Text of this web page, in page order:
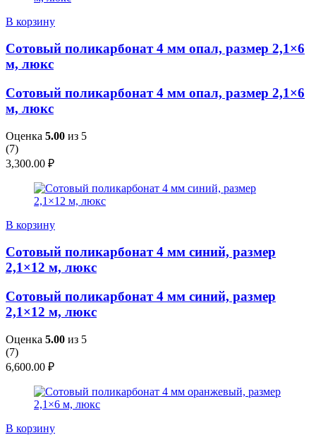
В корзину
Сотовый поликарбонат 4 мм опал, размер 2,1×6
м, люкс
Сотовый поликарбонат 4 мм опал, размер 2,1×6
м, люкс
Оценка 5.00 из 5
(7)
3,300.00 ₽
В корзину
Сотовый поликарбонат 4 мм синий, размер
2,1×12 м, люкс
Сотовый поликарбонат 4 мм синий, размер
2,1×12 м, люкс
Оценка 5.00 из 5
(7)
6,600.00 ₽
В корзину